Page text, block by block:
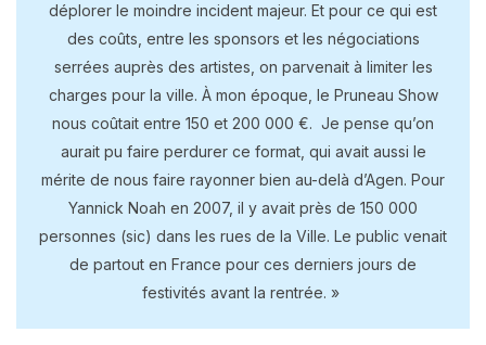
déplorer le moindre incident majeur. Et pour ce qui est
des coûts, entre les sponsors et les négociations
serrées auprès des artistes, on parvenait à limiter les
charges pour la ville. À mon époque, le Pruneau Show
nous coûtait entre 150 et 200 000 €. Je pense qu’on
aurait pu faire perdurer ce format, qui avait aussi le
mérite de nous faire rayonner bien au-delà d’Agen. Pour
Yannick Noah en 2007, il y avait près de 150 000
personnes (sic) dans les rues de la Ville. Le public venait
de partout en France pour ces derniers jours de
festivités avant la rentrée. »